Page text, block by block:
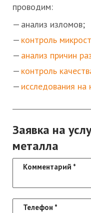
проводим:
анализ изломов;
контроль
анализ причин
контроль
исследования на
Заявка на
металла
Комментарий *
Телефон *